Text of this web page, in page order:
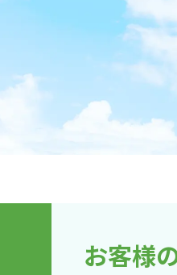
お客様